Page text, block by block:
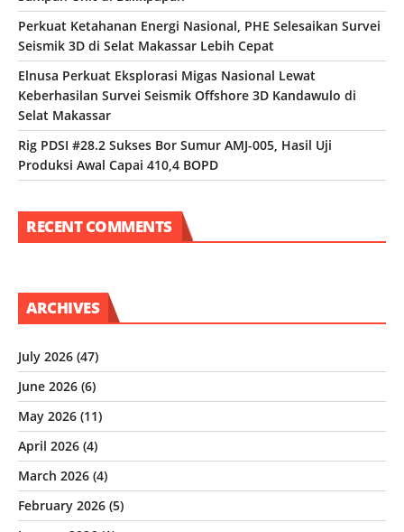
Perkuat Ketahanan Energi Nasional, PHE Selesaikan Survei
Seismik 3D di Selat Makassar Lebih Cepat
Elnusa Perkuat Eksplorasi Migas Nasional Lewat
Keberhasilan Survei Seismik Offshore 3D Kandawulo di
Selat Makassar
Rig PDSI #28.2 Sukses Bor Sumur AMJ-005, Hasil Uji
Produksi Awal Capai 410,4 BOPD
RECENT COMMENTS
ARCHIVES
July 2026 (47)
June 2026 (6)
May 2026 (11)
April 2026 (4)
March 2026 (4)
February 2026 (5)